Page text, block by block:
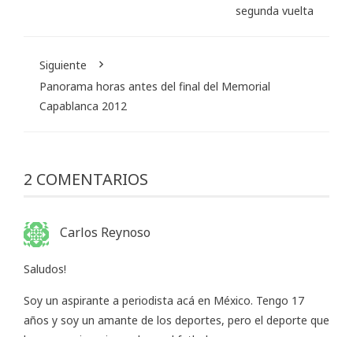
segunda vuelta
Siguiente
Panorama horas antes del final del Memorial
Capablanca 2012
2 COMENTARIOS
Carlos Reynoso
Saludos!
Soy un aspirante a periodista acá en México. Tengo 17
años y soy un amante de los deportes, pero el deporte que